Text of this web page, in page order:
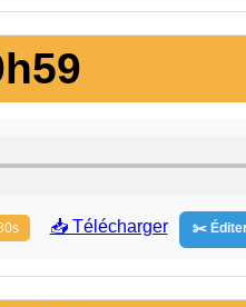
📥 Télécharger ✂️